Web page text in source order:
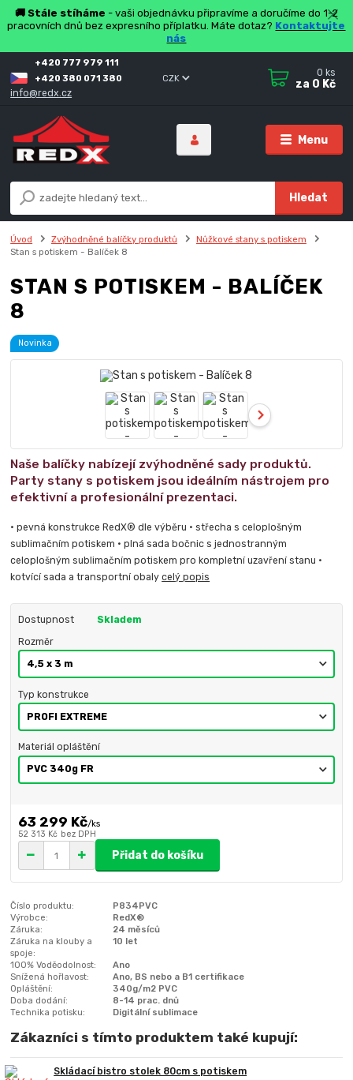
🚚 Stále stíháme - vaši objednávku připravíme a doručíme do 1-2
pracovních dnů bez expresního příplatku. Máte dotaz? Kontaktujte
nás
Menu
CZK
Hledat
+420 777 979 111
+420 380 071 380
info@redx.cz
0 ks
za 0 Kč
Úvod Zvýhodněné balíčky produktů
Nůžkové stany s potiskem
Stan s potiskem - Balíček 8
STAN S POTISKEM - BALÍČEK
8
Novinka
Naše balíčky nabízejí zvýhodněné sady produktů.
Party stany s potiskem jsou ideálním nástrojem pro
efektivní a profesionální prezentaci.
• pevná konstrukce RedX® dle výběru • střecha s celoplošným
sublimačním potiskem • plná sada bočnic s jednostranným
celoplošným sublimačním potiskem pro kompletní uzavření stanu •
kotvící sada a transportní obalycelý popis
Dostupnost Skladem
Rozměr
Typ konstrukce
Materiál opláštění
63 299 Kč/ks
52 313 Kč bez DPH
Přidat do košíku
Číslo produktu:
P834PVC
Výrobce:
RedX®
Záruka:
24 měsíců
Záruka na klouby a
spoje:
10 let
100% Voděodolnost:
Ano
Snížená hořlavost:
Ano, BS nebo a B1 certifikace
Opláštění:
340g/m2 PVC
Doba dodání:
8-14 prac. dnů
Technika potisku:
Digitální sublimace
Zákazníci s tímto produktem také kupují:
Skládací bistro stolek 80cm s potiskem